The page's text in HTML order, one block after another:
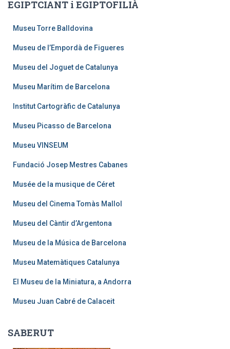
EGIPTCIANT i EGIPTOFILIÀ
Museu Torre Balldovina
Museu de l’Empordà de Figueres
Museu del Joguet de Catalunya
Museu Marítim de Barcelona
Institut Cartogràfic de Catalunya
Museu Picasso de Barcelona
Museu VINSEUM
Fundació Josep Mestres Cabanes
Musée de la musique de Céret
Museu del Cinema Tomàs Mallol
Museu del Càntir d’Argentona
Museu de la Música de Barcelona
Museu Matemàtiques Catalunya
El Museu de la Miniatura, a Andorra
Museu Juan Cabré de Calaceit
SABERUT